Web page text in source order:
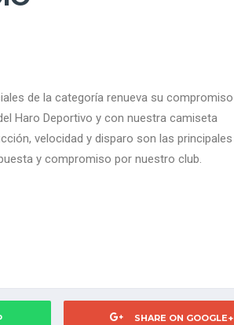
de la categoría renueva su compromiso
Haro Deportivo y con nuestra camiseta
velocidad y disparo son las principales
y compromiso por nuestro club.
SHARE ON GOOGLE+